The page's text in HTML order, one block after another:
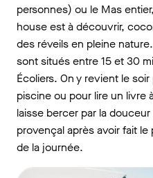
personnes) ou le Mas
house est à découvrir,
des réveils en pleine
sont situés entre 15 et 30
Écoliers. On y revient le
piscine ou pour lire un livre
laisse bercer par la
provençal après avoir fait
de la journée.